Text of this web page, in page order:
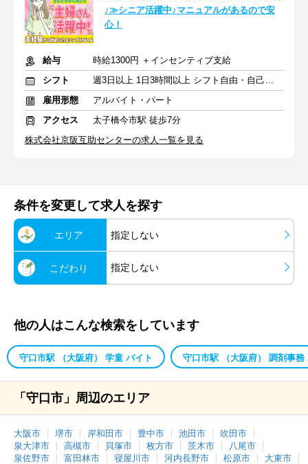
♪≫シニア活躍中♪マニュアルがあるので安
心！
給与
時給1300円 ＋インセンティブ支給
シフト
週3日以上 1日3時間以上 シフト自由・自己申告
雇用形態
アルバイト・パート
アクセス
太子橋今市駅 徒歩7分
株式会社京阪互助センターの求人一覧を見る
条件を変更して求人を探す
エリア 指定しない
こだわり 指定しない
他の人はこんな検索をしています
守口市駅 （大阪府） 学童 バイト 守口市駅 （大阪府） 調剤事務
「守口市」周辺のエリア
大阪市 堺市 岸和田市 豊中市 池田市
吹田市
泉大津市
高槻市 貝塚市 枚方市 茨木市
八尾市
泉佐野市
富田林市 寝屋川市 河内長野市 松原市 大東市